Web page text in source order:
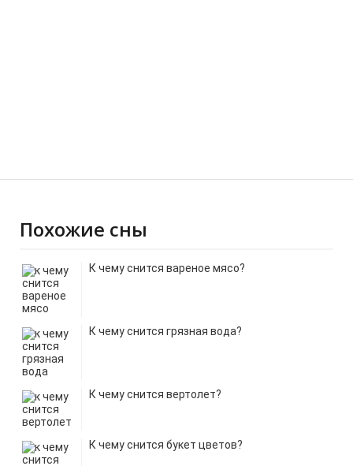
Похожие сны
К чему снится вареное мясо?
К чему снится грязная вода?
К чему снится вертолет?
К чему снится букет цветов?